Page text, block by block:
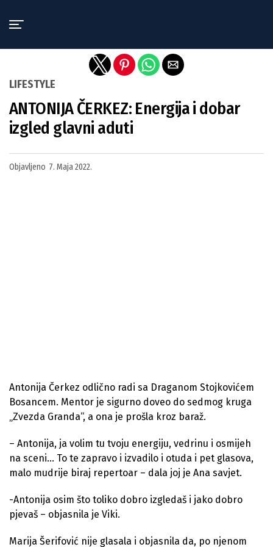
LIFESTYLE
ANTONIJA ČERKEZ: Energija i dobar
izgled glavni aduti
Objavljeno 7. Maja 2022.
Antonija Čerkez odlično radi sa Draganom Stojkovićem
Bosancem. Mentor je sigurno doveo do sedmog kruga
„Zvezda Granda“, a ona je prošla kroz baraž.
– Antonija, ja volim tu tvoju energiju, vedrinu i osmijeh
na sceni… To te zapravo i izvadilo i otuda i pet glasova,
malo mudrije biraj repertoar – dala joj je Ana savjet.
-Antonija osim što toliko dobro izgledaš i jako dobro
pjevaš – objasnila je Viki.
Marija Šerifović nije glasala i objasnila da, po njenom